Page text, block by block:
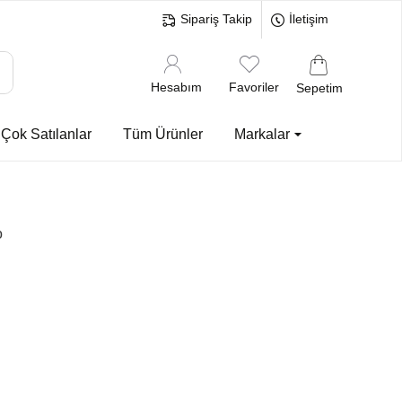
Sipariş Takip İletişim
Hesabım Favoriler Sepetim
Çok Satılanlar Tüm Ürünler Markalar